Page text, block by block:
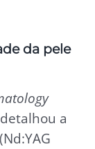
da pele
a
(Nd:YAG